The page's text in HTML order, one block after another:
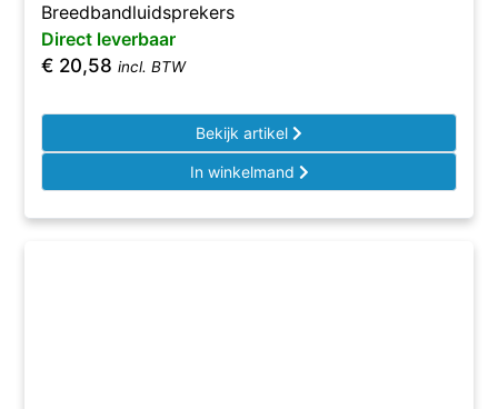
Breedbandluidsprekers
Direct leverbaar
€ 20,58 incl. BTW
Bekijk artikel
In winkelmand